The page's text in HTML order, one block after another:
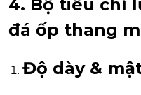
4. Bộ tiêu chí
đá ốp thang
Độ dày &